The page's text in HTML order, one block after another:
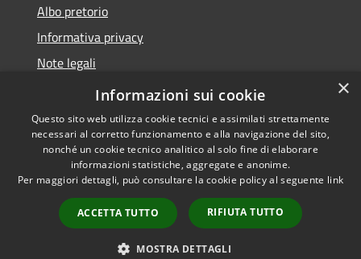
Albo pretorio
Informativa privacy
Note legali
Dichiarazione di accessibilità
Accessibilità
Copyright © 2026 • Comune di
Pagnacco • Powered by
Municipium•
Accesso
redazione
×
Informazioni sui cookie
Questo sito web utilizza cookie tecnici e assimilati strettamente
necessari al corretto funzionamento e alla navigazione del sito,
nonché un cookie tecnico analitico al solo fine di elaborare
informazioni statistiche, aggregate e anonime.
Per maggiori dettagli, può consultare la cookie policy al seguente link
ACCETTA TUTTO RIFIUTA TUTTO
MOSTRA DETTAGLI